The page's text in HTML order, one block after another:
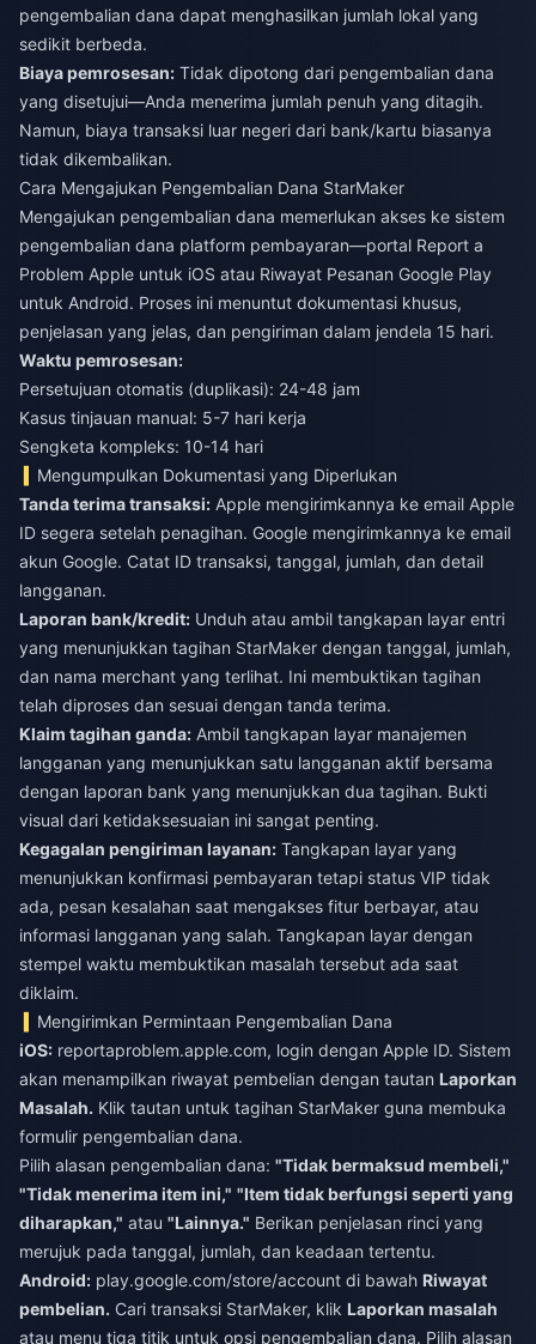
pengembalian dana dapat menghasilkan jumlah lokal yang
sedikit berbeda.
Biaya pemrosesan: Tidak dipotong dari pengembalian dana
yang disetujui—Anda menerima jumlah penuh yang ditagih.
Namun, biaya transaksi luar negeri dari bank/kartu biasanya
tidak dikembalikan.
Cara Mengajukan Pengembalian Dana StarMaker
Mengajukan pengembalian dana memerlukan akses ke sistem
pengembalian dana platform pembayaran—portal Report a
Problem Apple untuk iOS atau Riwayat Pesanan Google Play
untuk Android. Proses ini menuntut dokumentasi khusus,
penjelasan yang jelas, dan pengiriman dalam jendela 15 hari.
Waktu pemrosesan:
Persetujuan otomatis (duplikasi): 24-48 jam
Kasus tinjauan manual: 5-7 hari kerja
Sengketa kompleks: 10-14 hari
Mengumpulkan Dokumentasi yang Diperlukan
Tanda terima transaksi: Apple mengirimkannya ke email Apple
ID segera setelah penagihan. Google mengirimkannya ke email
akun Google. Catat ID transaksi, tanggal, jumlah, dan detail
langganan.
Laporan bank/kredit: Unduh atau ambil tangkapan layar entri
yang menunjukkan tagihan StarMaker dengan tanggal, jumlah,
dan nama merchant yang terlihat. Ini membuktikan tagihan
telah diproses dan sesuai dengan tanda terima.
Klaim tagihan ganda: Ambil tangkapan layar manajemen
langganan yang menunjukkan satu langganan aktif bersama
dengan laporan bank yang menunjukkan dua tagihan. Bukti
visual dari ketidaksesuaian ini sangat penting.
Kegagalan pengiriman layanan: Tangkapan layar yang
menunjukkan konfirmasi pembayaran tetapi status VIP tidak
ada, pesan kesalahan saat mengakses fitur berbayar, atau
informasi langganan yang salah. Tangkapan layar dengan
stempel waktu membuktikan masalah tersebut ada saat
diklaim.
Mengirimkan Permintaan Pengembalian Dana
iOS: reportaproblem.apple.com, login dengan Apple ID. Sistem
akan menampilkan riwayat pembelian dengan tautan Laporkan
Masalah. Klik tautan untuk tagihan StarMaker guna membuka
formulir pengembalian dana.
Pilih alasan pengembalian dana: "Tidak bermaksud membeli,"
"Tidak menerima item ini," "Item tidak berfungsi seperti yang
diharapkan," atau "Lainnya." Berikan penjelasan rinci yang
merujuk pada tanggal, jumlah, dan keadaan tertentu.
Android: play.google.com/store/account di bawah Riwayat
pembelian. Cari transaksi StarMaker, klik Laporkan masalah
atau menu tiga titik untuk opsi pengembalian dana. Pilih alasan